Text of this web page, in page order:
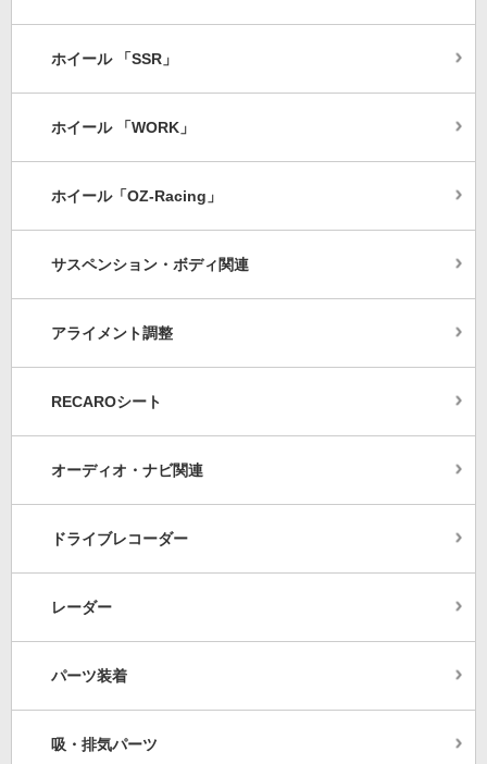
ホイール 「SSR」
ホイール 「WORK」
ホイール「OZ-Racing」
サスペンション・ボディ関連
アライメント調整
RECAROシート
オーディオ・ナビ関連
ドライブレコーダー
レーダー
パーツ装着
吸・排気パーツ